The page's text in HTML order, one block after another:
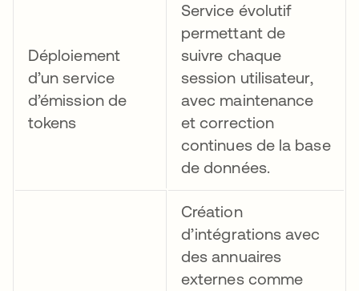
Déploiement
d’un service
d’émission de
tokens
Service évolutif
permettant de
suivre chaque
session utilisateur,
avec maintenance
et correction
continues de la base
de données.
Création
d’intégrations avec
des annuaires
externes comme